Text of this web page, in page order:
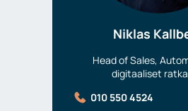
Niklas
Head of Sales,
digitaaliset
010 550 4524